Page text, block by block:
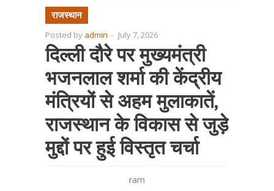
राजस्थान
Posted by admin - July 7, 2026
दिल्ली दौरे पर मुख्यमंत्री
भजनलाल शर्मा की केंद्रीय
मंत्रियों से अहम मुलाकातें,
राजस्थान के विकास से जुड़े
मुद्दों पर हुई विस्तृत चर्चा
ram